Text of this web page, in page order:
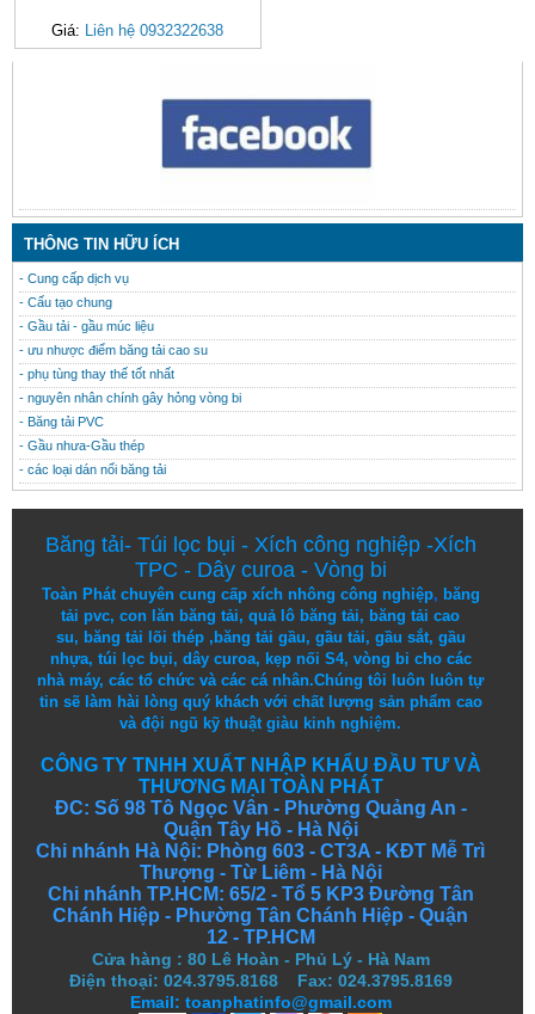
Giá: Liên hệ 0932322638
THÔNG TIN HỮU ÍCH
- Cung cấp dịch vụ
- Cấu tạo chung
- Gầu tải - gầu múc liệu
- ưu nhược điểm băng tải cao su
- phụ tùng thay thế tốt nhất
- nguyên nhân chính gây hỏng vòng bi
- Băng tải PVC
- Gầu nhưa-Gầu thép
- các loại dán nối băng tải
Băng tải- Túi lọc bụi - Xích công nghiệp-Xích
TPC - Dây curoa- Vòng bi
Toàn Phát chuyên cung cấp xích nhông công nghiệp, băng
tải pvc,con lăn băng tải,quả lô băng tải, băng tải cao
su, băng tải lõi thép, băng tải gầu, gầu tải, gầu sắt, gầu
nhựa, túi lọc bụi, dây curoa, kẹp nối S4, vòng bi cho các
nhà máy, các tổ chức và các cá nhân.Chúng tôi luôn luôn tự
tin sẽ làm hài lòng quý khách với chất lượng sảnphẩm cao
vàđội ngũ kỹ thuậtgiàu kinh nghiệm.
CÔNG TY TNHH XUẤT NHẬP KHẨU ĐẦU TƯ VÀ
THƯƠNG MẠI TOÀN PHÁT
ĐC: Số 98 Tô Ngọc Vân - Phường Quảng An -
Quận Tây Hồ - Hà Nội
Chi nhánh Hà Nội: Phòng 603 - CT3A - KĐT Mễ Trì
Thượng - Từ Liêm - Hà Nội
Chi nhánh TP.HCM: 65/2 - Tổ 5 KP3 Đường Tân
Chánh Hiệp - Phường Tân Chánh Hiệp - Quận
12 - TP.HCM
Cửa hàng : 80 Lê Hoàn - Phủ Lý - Hà Nam
Điện thoại: 024.3795.8168 Fax: 024.3795.8169
Email: toanphatinfo@gmail.com